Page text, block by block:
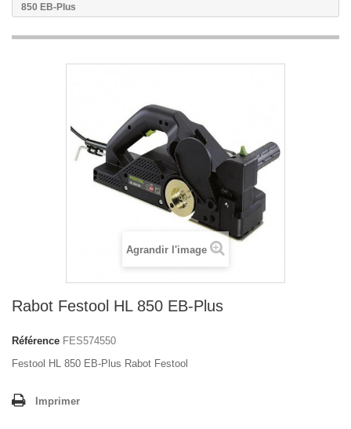
850 EB-Plus
Agrandir l'image
Rabot Festool HL 850 EB-Plus
Référence FES574550
Festool HL 850 EB-Plus Rabot Festool
Imprimer